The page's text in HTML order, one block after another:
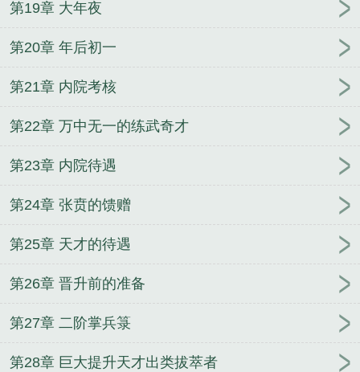
第19章 大年夜
第20章 年后初一
第21章 内院考核
第22章 万中无一的练武奇才
第23章 内院待遇
第24章 张贲的馈赠
第25章 天才的待遇
第26章 晋升前的准备
第27章 二阶掌兵箓
第28章 巨大提升天才出类拔萃者